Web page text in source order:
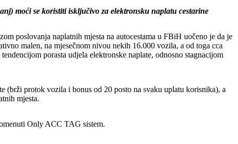
moći se koristiti isključivo za elektronsku naplatu cestarine
poslovanja naplatnih mjesta na autocestama u FBiH uočeno je da je
malen, na mjesečnom nivou nekih 16.000 vozila, a od toga cca
porasta udjela elektronske naplate, odnosno stagnacijom
(brži protok vozila i bonus od 20 posto na svaku uplatu korisnika), a
mjesta.
Only ACC TAG sistem.